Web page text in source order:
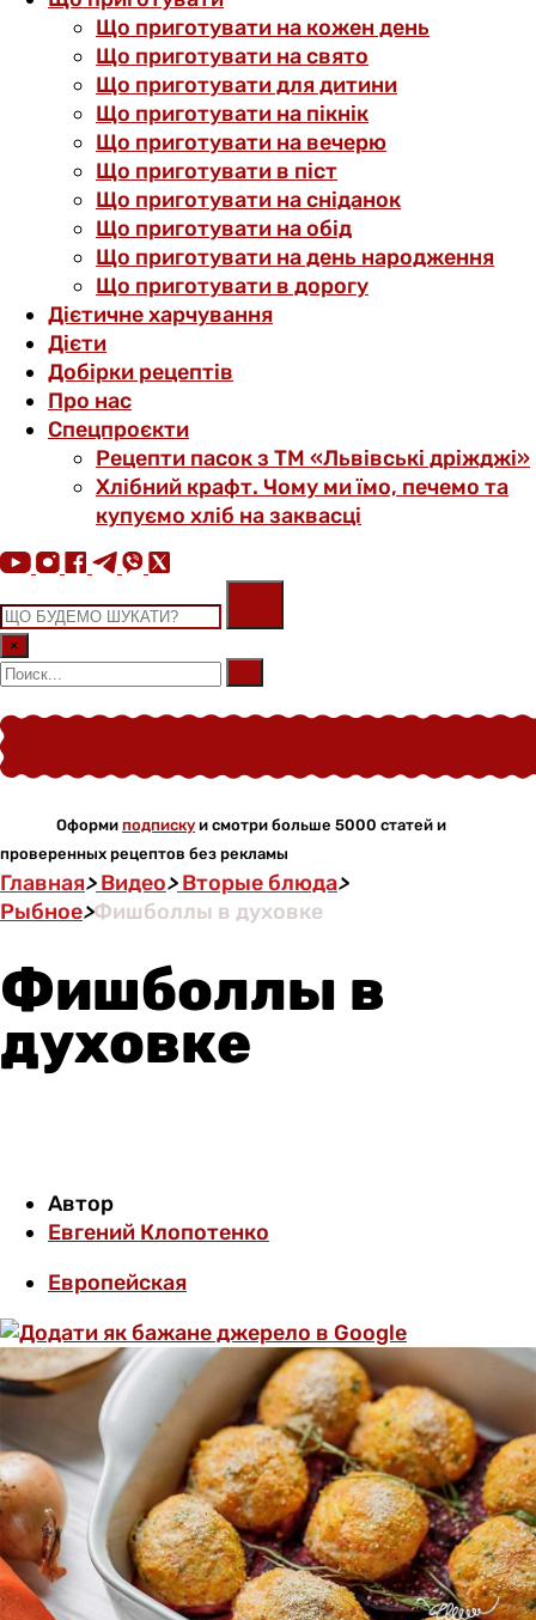
Що приготувати на кожен день
Що приготувати на свято
Що приготувати для дитини
Що приготувати на пікнік
Що приготувати на вечерю
Що приготувати в піст
Що приготувати на сніданок
Що приготувати на обід
Що приготувати на день народження
Що приготувати в дорогу
Дієтичне харчування
Дієти
Добірки рецептів
Про нас
Спецпроєкти
Рецепти пасок з ТМ «Львівські дріжджі»
Хлібний крафт. Чому ми їмо, печемо та
купуємо хліб на заквасці
×
Оформи подписку и смотри больше 5000 статей и
проверенных рецептов без рекламы
Главная>Видео>Вторые блюда>
Рыбное>Фишболлы в духовке
Фишболлы в
духовке
Автор
Евгений Клопотенко
Европейская